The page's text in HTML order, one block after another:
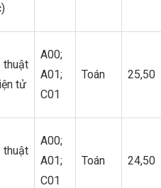
tử
A00;
A01;
C01
Toán 25,50
A00;
A01;
C01
Toán 24,50